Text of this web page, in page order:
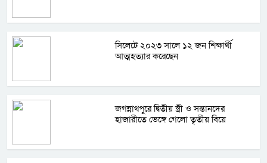
সিলেটে ২০২৩ সালে ১২ জন শিক্ষার্থী
আত্মহত্যার করেছেন
জগন্নাথপুরে দ্বিতীয় স্ত্রী ও সন্তানদের
হাজারীতে ভেঙ্গে গেলো তৃতীয় বিয়ে